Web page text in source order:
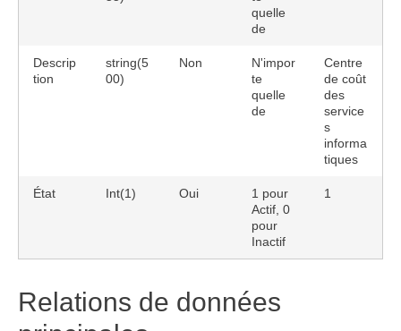
quelle
de
Descrip
tion
string(5
00)
Non
N'impor
te
quelle
de
Centre
de coût
des
service
s
informa
tiques
État Int(1) Oui
1 pour
Actif, 0
pour
Inactif
1
Relations de données